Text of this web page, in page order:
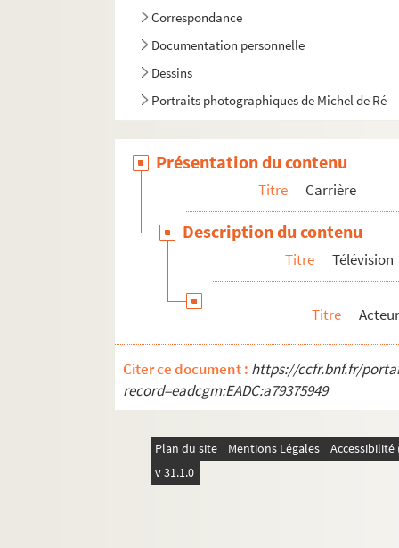
Correspondance
Documentation personnelle
Dessins
Portraits photographiques de Michel de Ré
Présentation du contenu
Titre Carrière
Description du contenu
Titre Télévision
Titre
Citer ce document : https://ccfr.bnf.fr/
record=eadcgm:EADC:a79375949
Plan du site Mentions Légales
v 31.1.0